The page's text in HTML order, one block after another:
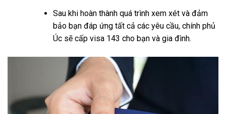
Sau khi hoàn thành quá trình xem xét và đảm
bảo bạn đáp ứng tất cả các yêu cầu, chính phủ
Úc sẽ cấp visa 143 cho bạn và gia đình.